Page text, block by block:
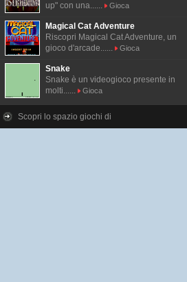
up" con una......
Gioca
Magical Cat Adventure
Riscopri Magical Cat Adventure, un
gioco d'arcade......
Gioca
Snake
Snake è un videogioco presente in
molti......
Gioca
Scopri lo spazio giochi di